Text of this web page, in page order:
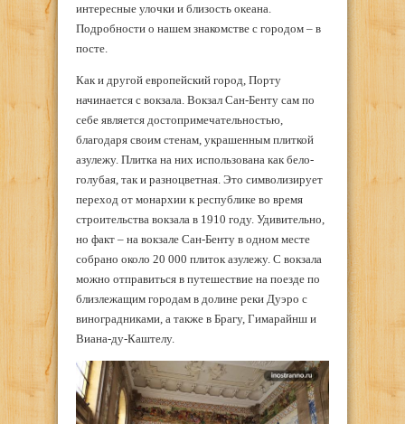
интересные улочки и близость океана.
Подробности о нашем знакомстве с городом – в
посте.
Как и другой европейский город, Порту
начинается с вокзала. Вокзал Сан-Бенту сам по
себе является достопримечательностью,
благодаря своим стенам, украшенным плиткой
азулежу. Плитка на них использована как бело-
голубая, так и разноцветная. Это символизирует
переход от монархии к республике во время
строительства вокзала в 1910 году. Удивительно,
но факт – на вокзале Сан-Бенту в одном месте
собрано около 20 000 плиток азулежу. С вокзала
можно отправиться в путешествие на поезде по
близлежащим городам в долине реки Дуэро с
виноградниками, а также в Брагу, Гимарайнш и
Виана-ду-Каштелу.